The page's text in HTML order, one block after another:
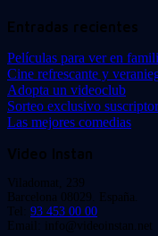
Entradas recientes
Películas para ver en
Cine refrescante y
Adopta un videoclub
Sorteo exclusivo
Las mejores comedias
Video Instan
Viladomat, 239
Barcelona 08029. España.
Tel: 93 453 00 00
Email: info@videoinstan.net